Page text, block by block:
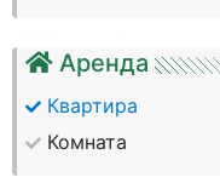
Аренда
Квартира
Комната